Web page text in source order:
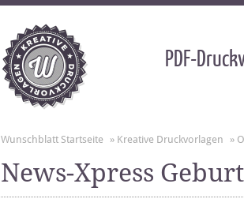
PDF-
Wunschblatt Startseite » Kreative Druckvorlagen »
News-Xpress